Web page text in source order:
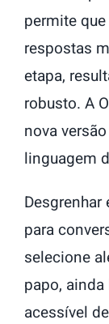
permite
respostas
etapa,
robusto. A
nova
linguagem
para
selecione
papo,
acessível